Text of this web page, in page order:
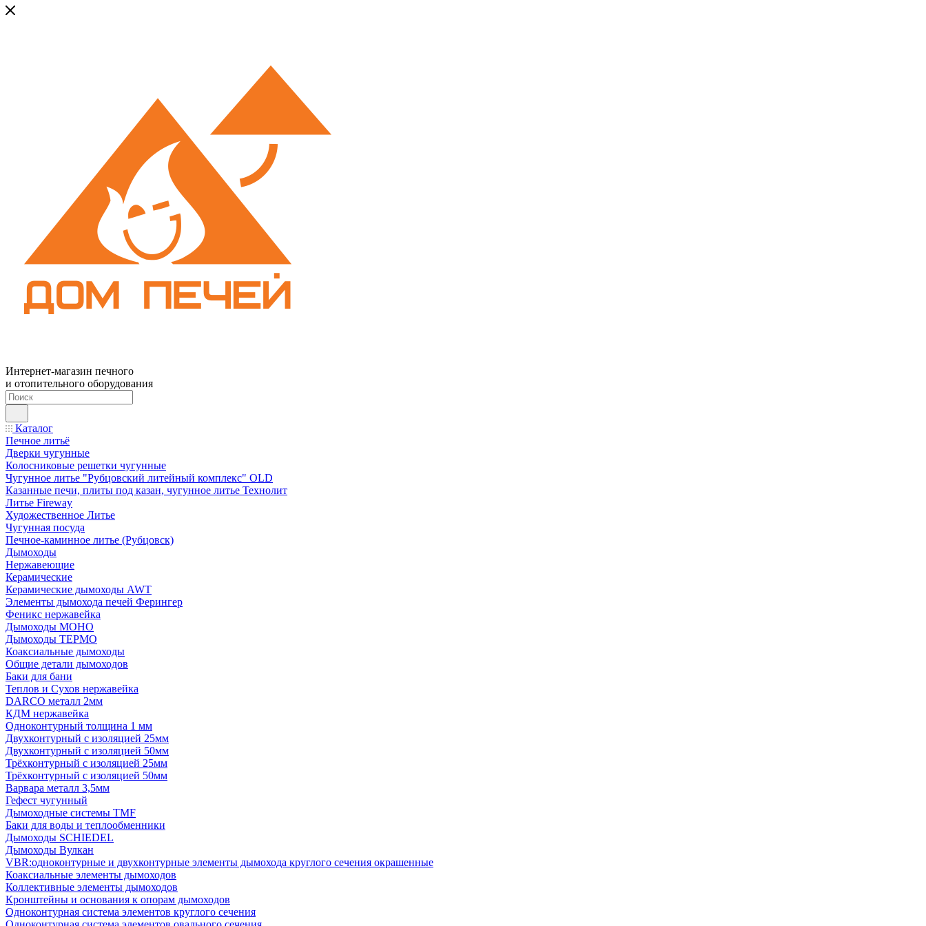
Интернет-магазин печного
и отопительного оборудования
Каталог
Печное литьё
Дверки чугунные
Колосниковые решетки чугунные
Чугунное литье "Рубцовский литейный комплекс" OLD
Казанные печи, плиты под казан, чугунное литье Технолит
Литье Fireway
Художественное Литье
Чугунная посуда
Печное-каминное литье (Рубцовск)
Дымоходы
Нержавеющие
Керамические
Керамические дымоходы AWT
Элементы дымохода печей Ферингер
Феникс нержавейка
Дымоходы МОНО
Дымоходы ТЕРМО
Коаксиальные дымоходы
Общие детали дымоходов
Баки для бани
Теплов и Сухов нержавейка
DARCO металл 2мм
КДМ нержавейка
Одноконтурный толщина 1 мм
Двухконтурный с изоляцией 25мм
Двухконтурный с изоляцией 50мм
Трёхконтурный с изоляцией 25мм
Трёхконтурный с изоляцией 50мм
Варвара металл 3,5мм
Гефест чугунный
Дымоходные системы TMF
Баки для воды и теплообменники
Дымоходы SCHIEDEL
Дымоходы Вулкан
VBR:одноконтурные и двухконтурные элементы дымохода круглого сечения окрашенные
Коаксиальные элементы дымоходов
Коллективные элементы дымоходов
Кронштейны и основания к опорам дымоходов
Одноконтурная система элементов круглого сечения